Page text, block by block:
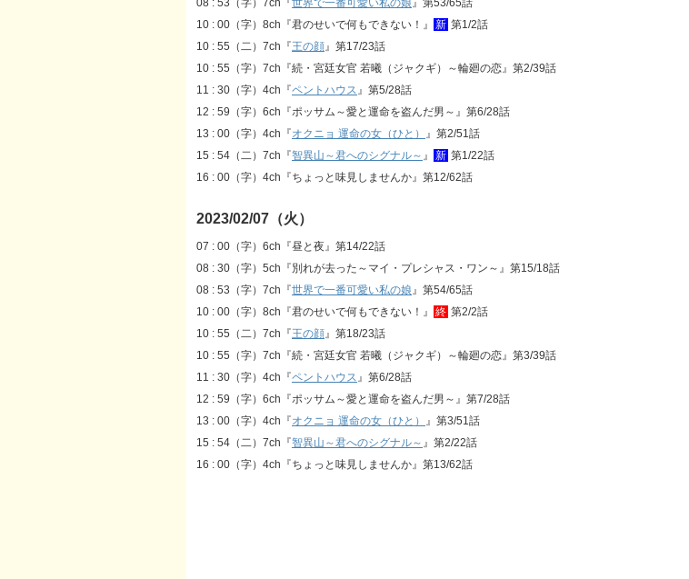
10 : 00（字）8ch『君のせいで何もできない！』
新 第1/2話
10 : 55（二）7ch『王の顔 』第17/23話
10 : 55（字）7ch『続・宮廷女官 若曦（ジャクギ）～輪廻の恋』第2/39話
11 : 30（字）4ch『ペントハウス 』第5/28話
12 : 59（字）6ch『ポッサム～愛と運命を盗んだ男～』第6/28話
13 : 00（字）4ch『オクニョ 運命の女（ひと）
』第2/51話
15 : 54（二）7ch『智異山～君へのシグナル～ 』 新 第1/22話
16 : 00（字）4ch『ちょっと味見しませんか』第12/62話
2023/02/07（火）
07 : 00（字）6ch『昼と夜』第14/22話
08 : 30（字）5ch『別れが去った～マイ・プレシャス・ワン～』第15/18話
08 : 53（字）7ch『世界で一番可愛い私の娘 』第54/65話
10 : 00（字）8ch『君のせいで何もできない！』
終 第2/2話
10 : 55（二）7ch『王の顔 』第18/23話
10 : 55（字）7ch『続・宮廷女官 若曦（ジャクギ）～輪廻の恋』第3/39話
11 : 30（字）4ch『ペントハウス 』第6/28話
12 : 59（字）6ch『ポッサム～愛と運命を盗んだ男～』第7/28話
13 : 00（字）4ch『オクニョ 運命の女（ひと）
』第3/51話
15 : 54（二）7ch『智異山～君へのシグナル～ 』第2/22話
16 : 00（字）4ch『ちょっと味見しませんか』第13/62話